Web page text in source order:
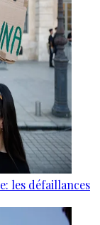
les défaillances